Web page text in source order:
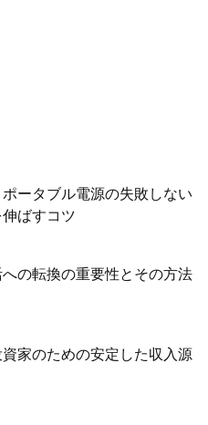
ータブル電源の失敗しない
ばすコツ
の転換の重要性とその方法
家のための安定した収入源